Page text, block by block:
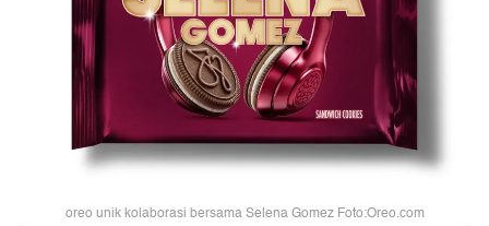
oreo unik kolaborasi bersama Selena Gomez Foto:Oreo.com